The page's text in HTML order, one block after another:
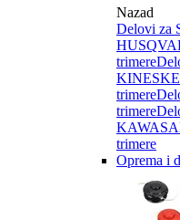
Nazad
Delovi za
trimere
KINESKE
trimere
trimere
trimere
Oprema i